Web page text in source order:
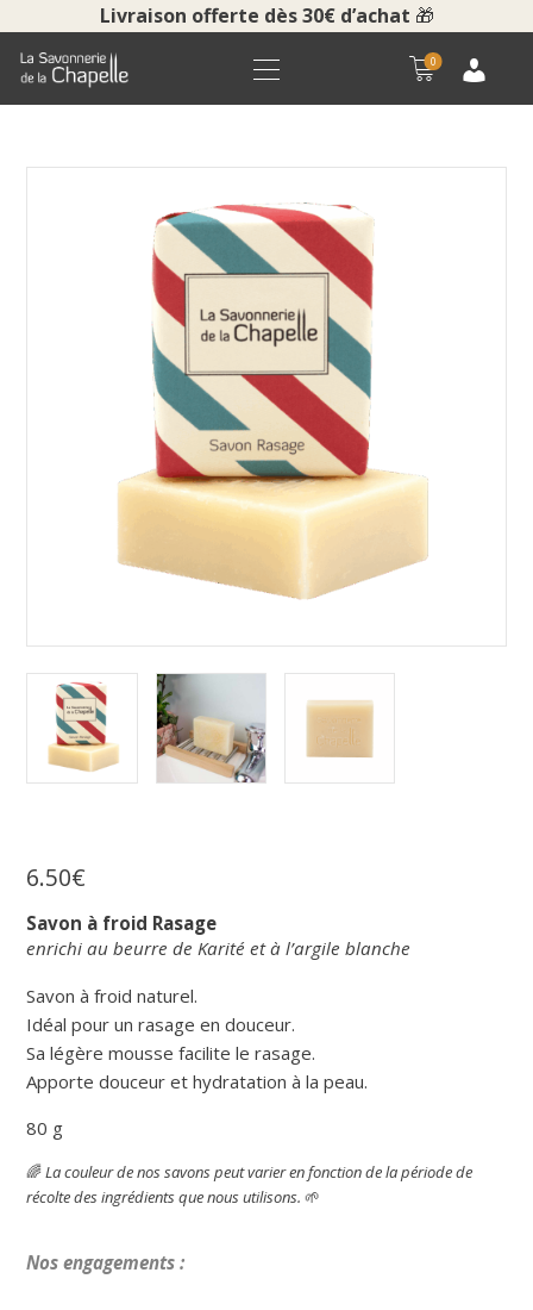
Livraison offerte dès 30€ d’achat 🎁
0
ACCUEIL
BOUTIQUE
LA SAVONNERIE
COURS ET VISITES
NOUS CONTACTER
POUR LES PROS
6.50€
Savon à froid Rasage
enrichi au beurre de Karité et à l’argile blanche
Savon à froid naturel.
Idéal pour un rasage en douceur.
Sa légère mousse facilite le rasage.
Apporte douceur et hydratation à la peau.
80 g
🌈La couleur de nos savons peut varier en fonction de la période de
récolte des ingrédients que nous utilisons.🌱
Nos engagements :